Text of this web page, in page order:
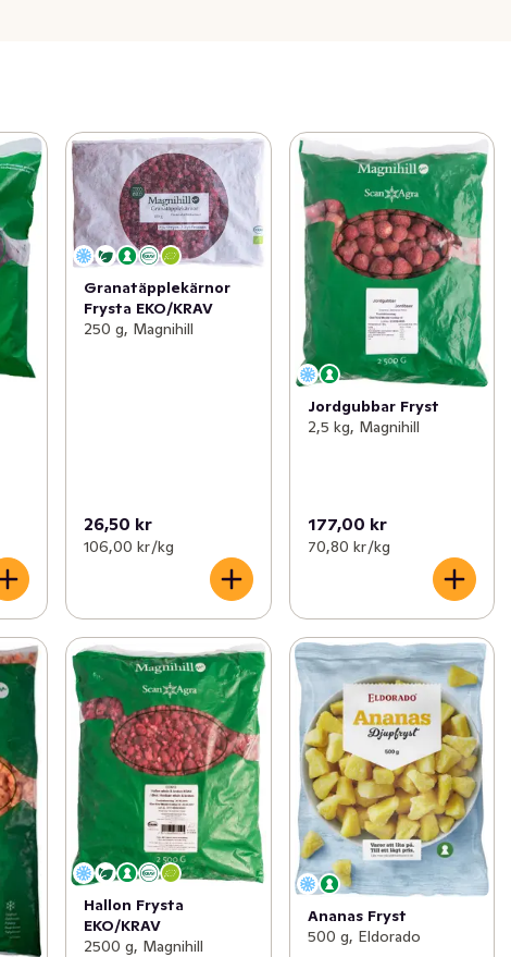
Granatäpplekärnor
Frysta EKO/KRAV
250 g, Magnihill
26,50 kr
106,00 kr /kg
Jordgubbar Fryst
2,5 kg, Magnihill
177,00 kr
70,80 kr /kg
Hallon Frysta
EKO/KRAV
2500 g, Magnihill
Ananas Fryst
500 g, Eldorado